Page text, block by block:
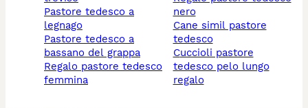
pastore tedesco a
legnago
pastore tedesco a
bassano del grappa
regalo pastore tedesco
femmina
nero
cane simil pastore
tedesco
cuccioli pastore
tedesco pelo lungo
regalo